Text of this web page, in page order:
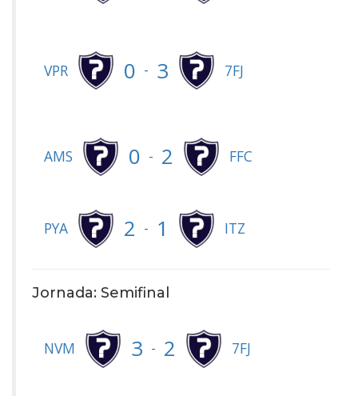
VPR 0 - 3 7FJ
AMS 0 - 2 FFC
PYA 2 - 1 ITZ
Jornada: Semifinal
NVM 3 - 2 7FJ